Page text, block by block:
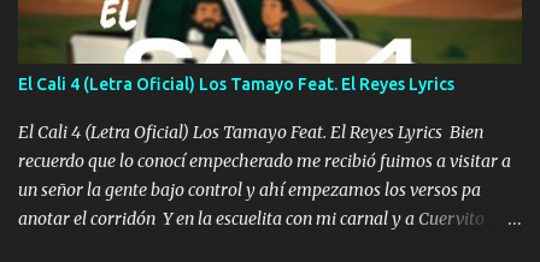
los versos que voy cantando (Music) A vido alta y bajas La carreta
se atora Pero nunca le aflojamos Ya me han pasado cosas Y
aunque ustedes no sepan Pero la vida es muy corta Hay que
echarle chingazos Y seguir trabajando porque nada es...
El Cali 4 (Letra Oficial) Los Tamayo Feat. El Reyes Lyrics
El Cali 4 (Letra Oficial) Los Tamayo Feat. El Reyes Lyrics Bien
recuerdo que lo conocí empecherado me recibió fuimos a visitar a
un señor la gente bajo control y ahí empezamos los versos pa
anotar el corridón Y en la escuelita con mi carnal y a Cuervito